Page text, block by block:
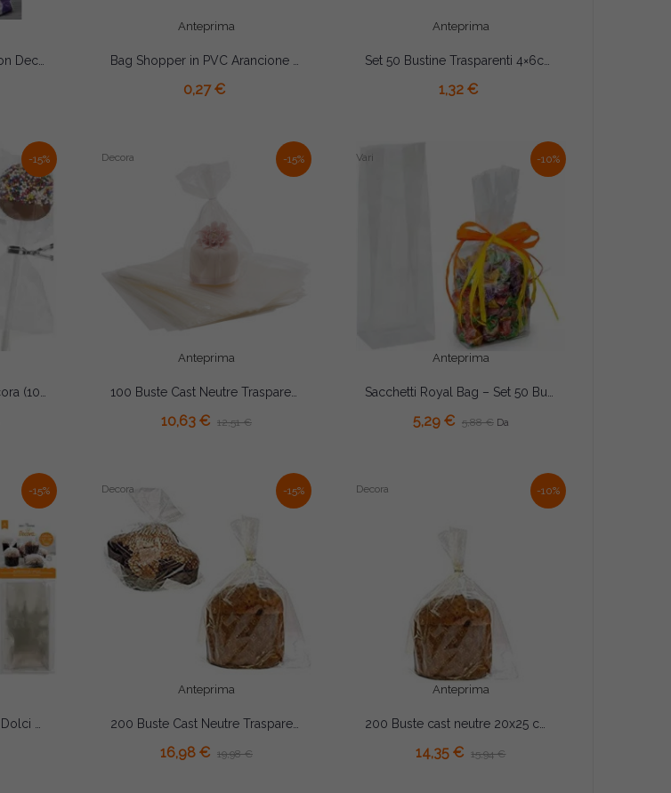
Anteprima
0,27 €
Anteprima
Set 50 Bustine Trasparenti 4×6cm con Chiusura Adesiva – Ideali per Portaconfetti
1,32 €
-15% -15%
Anteprima
Decora
100 Buste Cast Neutre Trasparenti 20×35cm – Spessore 35 Micron | Sacchetti Alimentari per Dolci, Panettoni e Colombe...
10,63 € 12,51 €
-10%
Anteprima
Vari
5,29 € 5,88 € Da
-15% -15%
Anteprima
Decora
200 Buste Cast Neutre Trasparenti 25×34cm – Spessore 35 Micron | Sacchetti Alimentari per Dolci, Panettoni e Colombe...
16,98 € 19,98 €
-10%
Anteprima
Decora
200 Buste cast neutre 20x25 cm spesse 35 micron buste trasparenti per dolci da Decora
14,35 € 15,94 €